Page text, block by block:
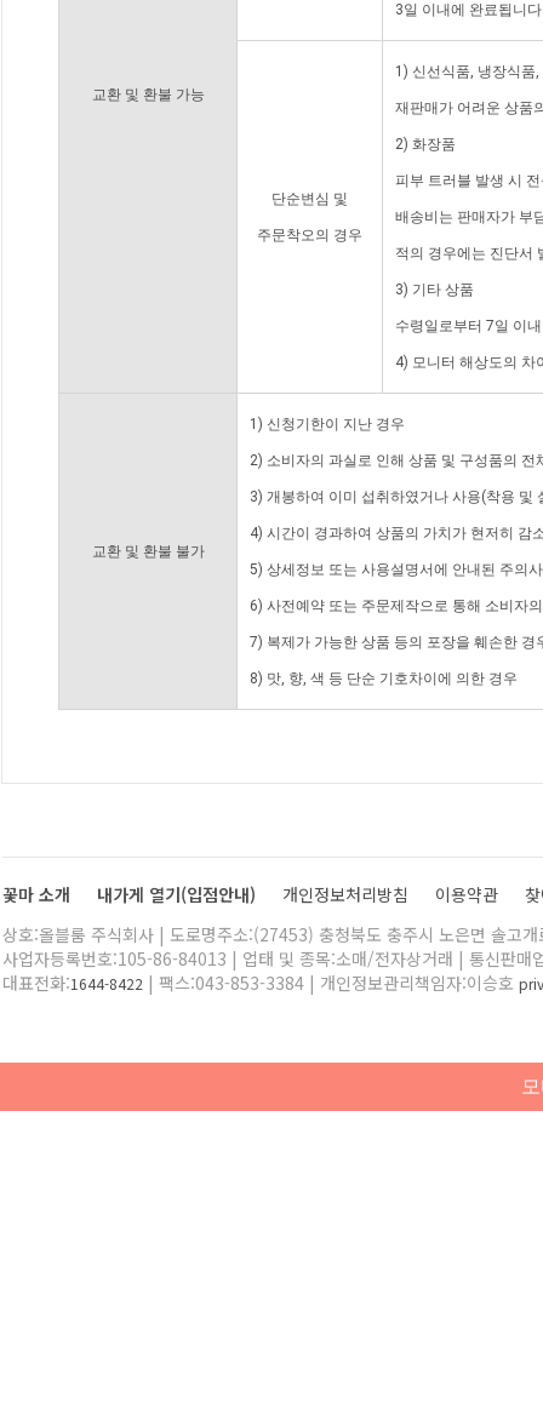
교환 및 환불 가능
3일 이내에 완료됩니
단순변심 및
주문착오의 경우
1) 신선식품, 냉장식품
재판매가 어려운 상품
2) 화장품
피부 트러블 발생 시
배송비는 판매자가 부
적의 경우에는 진단서
3) 기타 상품
수령일로부터 7일 이
4) 모니터 해상도의 차
교환 및 환불 불가
1) 신청기한이 지난 경우
2) 소비자의 과실로 인해 상품 및 구성품의
3) 개봉하여 이미 섭취하였거나 사용(착용 및
4) 시간이 경과하여 상품의 가치가 현저히 감
5) 상세정보 또는 사용설명서에 안내된 주의
6) 사전예약 또는 주문제작으로 통해 소비자
7) 복제가 가능한 상품 등의 포장을 훼손한 경
8) 맛, 향, 색 등 단순 기호차이에 의한 경우
꽃마 소개 내가게 열기(입점안내) 개인정보처리방침 이용약관
상호:올블룸 주식회사 | 도로명주소:(27453) 충청북도 충주시 노은면 솔고
사업자등록번호:105-86-84013 | 업태 및 종목:소매/전자상거래 | 통신판매
대표전화:1644-8422 | 팩스:043-853-3384 | 개인정보관리책임자:이승호